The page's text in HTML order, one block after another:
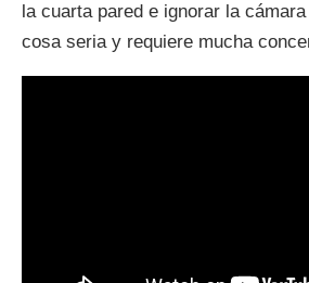
la cuarta pared e ignorar la
cosa seria y requiere mucha